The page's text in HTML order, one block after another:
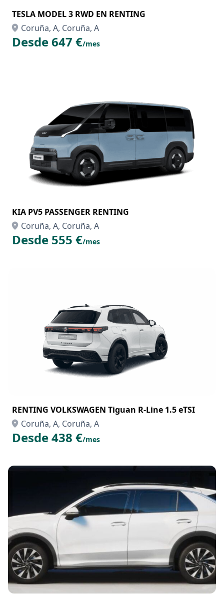
TESLA MODEL 3 RWD EN RENTING
Coruña, A, Coruña, A
Desde 647 €/mes
KIA PV5 PASSENGER RENTING
Coruña, A, Coruña, A
Desde 555 €/mes
RENTING VOLKSWAGEN Tiguan R-Line 1.5 eTSI
Coruña, A, Coruña, A
Desde 438 €/mes